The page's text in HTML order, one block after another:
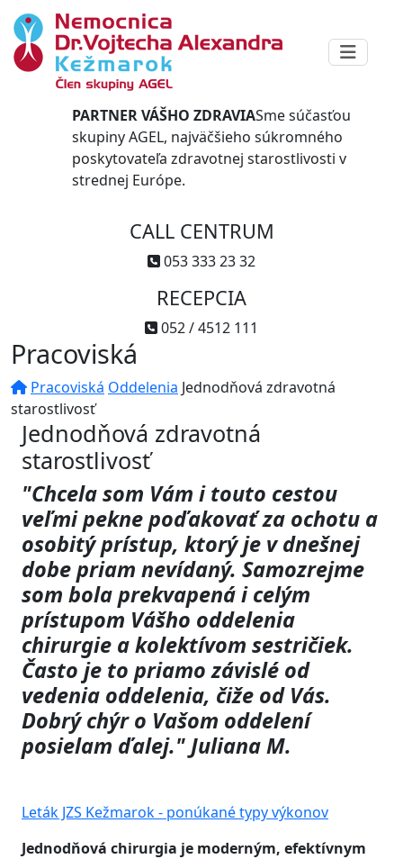
PARTNER VÁŠHO ZDRAVIASme súčasťou
skupiny AGEL, najväčšieho súkromného
poskytovateľa zdravotnej starostlivosti v
strednej Európe.
CALL CENTRUM
053 333 23 32
RECEPCIA
052 / 4512 111
Pracoviská
Pracoviská Oddelenia Jednodňová zdravotná
starostlivosť
Jednodňová zdravotná
starostlivosť
"Chcela som Vám i touto cestou
veľmi pekne poďakovať za ochotu a
osobitý prístup, ktorý je v dnešnej
dobe priam nevídaný. Samozrejme
som bola prekvapená i celým
prístupom Vášho oddelenia
chirurgie a kolektívom sestričiek.
Často je to priamo závislé od
vedenia oddelenia, čiže od Vás.
Dobrý chýr o Vašom oddelení
posielam ďalej." Juliana M.
Leták JZS Kežmarok - ponúkané typy výkonov
Jednodňová chirurgia je moderným, efektívnym